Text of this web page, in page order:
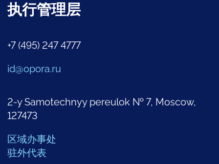
执行管理层
+7 (495) 247 4777
id@opora.ru
2-y Samotechnyy pereulok № 7, Moscow,
127473
区域办事处
驻外代表